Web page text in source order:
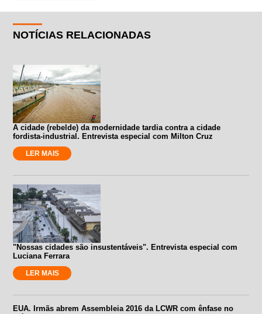
NOTÍCIAS RELACIONADAS
A cidade (rebelde) da modernidade tardia contra a cidade
fordista-industrial. Entrevista especial com Milton Cruz
LER MAIS
"Nossas cidades são insustentáveis". Entrevista especial com
Luciana Ferrara
LER MAIS
EUA. Irmãs abrem Assembleia 2016 da LCWR com ênfase no